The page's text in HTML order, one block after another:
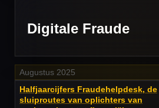
Digitale Fraude
Augustus 2025
Halfjaarcijfers Fraudehelpdesk, de
sluiproutes van oplichters van